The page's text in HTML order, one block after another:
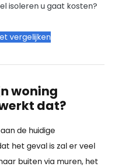
isoleren u gaat kosten?
vergelijken
woning
dat?
de huidige
het geval is zal er veel
buiten via muren, het